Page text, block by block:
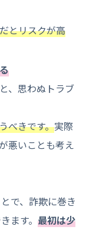
とリスクが高
、思わぬトラブ
べきです。実際
悪いことも考え
で、詐欺に巻き
ます。 最初は少